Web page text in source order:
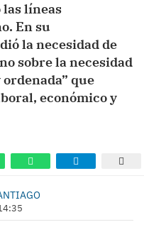
líneas
En su
la necesidad de
sobre la necesidad
que
económico y